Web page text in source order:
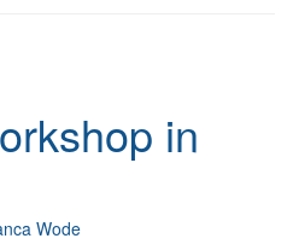
in
Wode